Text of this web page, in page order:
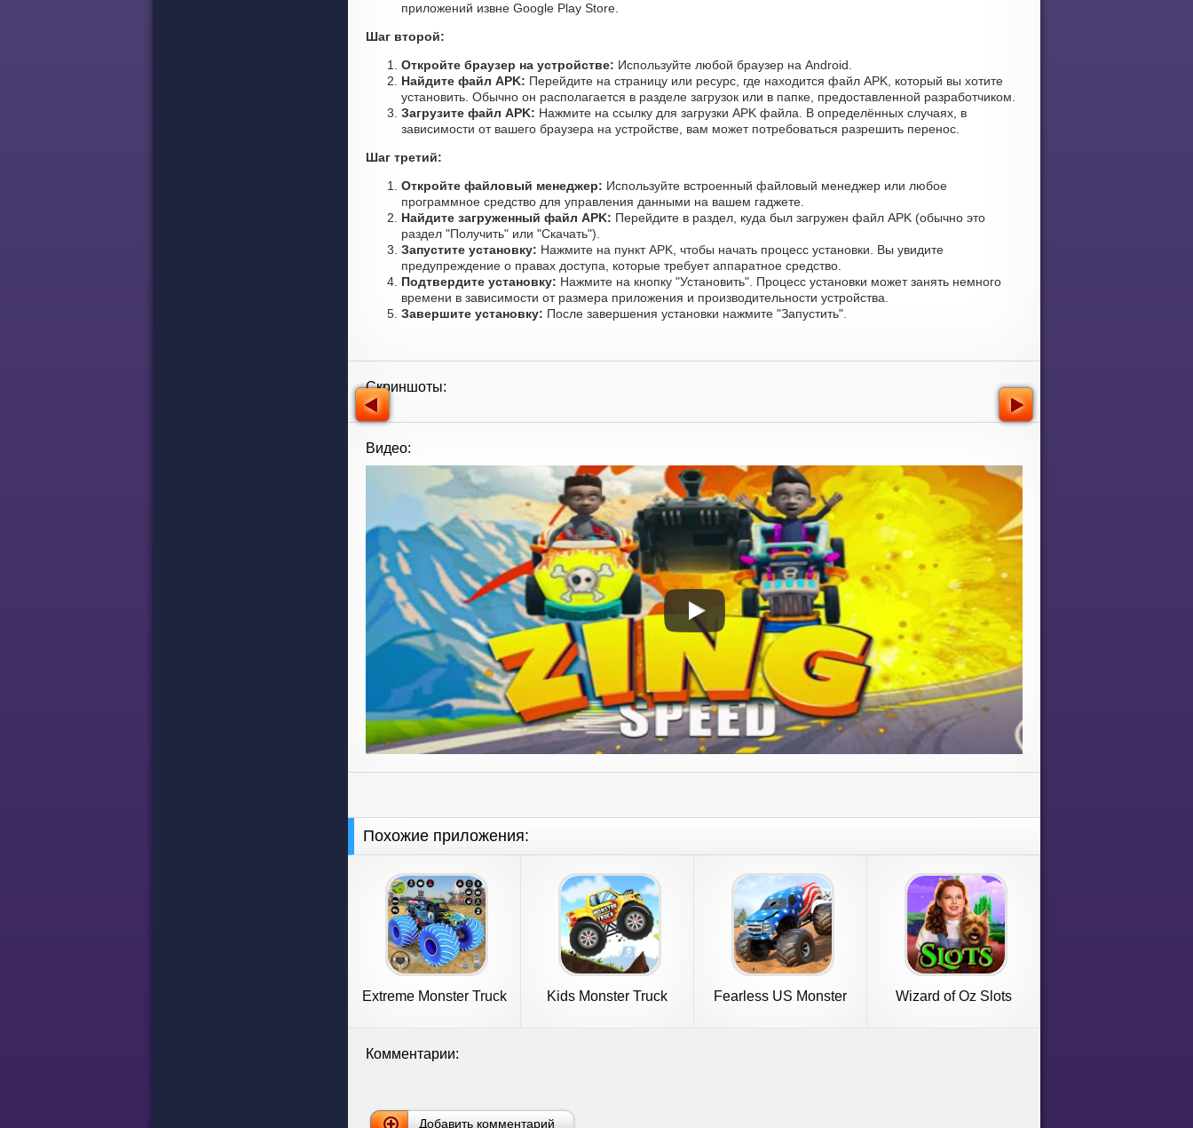
приложений извне Google Play Store.
Шаг второй:
Откройте браузер на устройстве: Используйте любой браузер на Android.
Найдите файл APK: Перейдите на страницу или ресурс, где находится файл APK, который вы хотите
установить. Обычно он располагается в разделе загрузок или в папке, предоставленной разработчиком.
Загрузите файл APK: Нажмите на ссылку для загрузки APK файла. В определённых случаях, в
зависимости от вашего браузера на устройстве, вам может потребоваться разрешить перенос.
Шаг третий:
Откройте файловый менеджер: Используйте встроенный файловый менеджер или любое
программное средство для управления данными на вашем гаджете.
Найдите загруженный файл APK: Перейдите в раздел, куда был загружен файл APK (обычно это
раздел "Получить" или "Скачать").
Запустите установку: Нажмите на пункт APK, чтобы начать процесс установки. Вы увидите
предупреждение о правах доступа, которые требует аппаратное средство.
Подтвердите установку: Нажмите на кнопку "Установить". Процесс установки может занять немного
времени в зависимости от размера приложения и производительности устройства.
Завершите установку: После завершения установки нажмите "Запустить".
Скриншоты:
Видео:
Похожие приложения:
Extreme Monster Truck
Kids Monster Truck
Fearless US Monster
Wizard of Oz Slots
Комментарии:
Добавить комментарий